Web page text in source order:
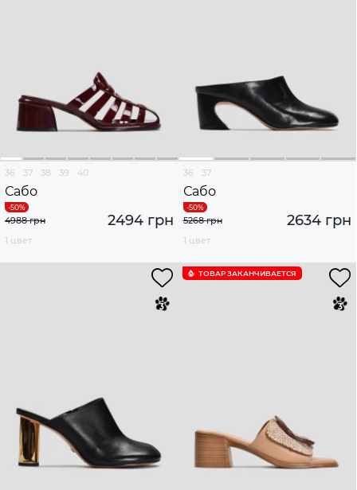
36 37 38 39 40
Сабо
2494 грн
4988 грн
1 цвет
36 37
Сабо
2634 грн
5268 грн
1 цвет
ТОВАР ЗАКАНЧИВАЕТСЯ